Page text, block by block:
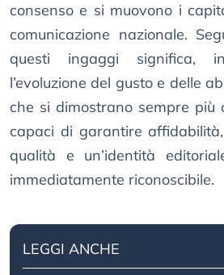
consenso e si muovono i
comunicazione nazionale.
questi ingaggi significa,
l’evoluzione del gusto e delle
che si dimostrano sempre più
capaci di garantire
qualità e un’identità
immediatamente riconoscibile.
LEGGI ANCHE